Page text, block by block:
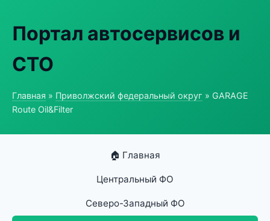
Портал автосервисов и
СТО
Главная » Приволжский федеральный округ » GARAGE
Route Oil&Filter
🏠 Главная
Центральный ФО
Северо-Западный ФО